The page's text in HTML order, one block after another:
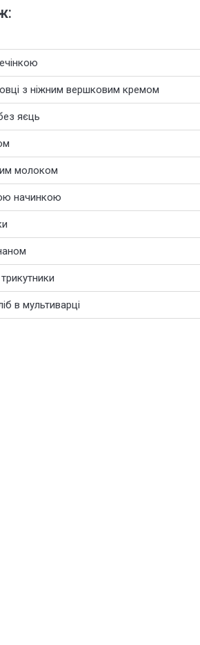
з ніжним вершковим кремом
яєць
молоком
начинкою
в мультиварці